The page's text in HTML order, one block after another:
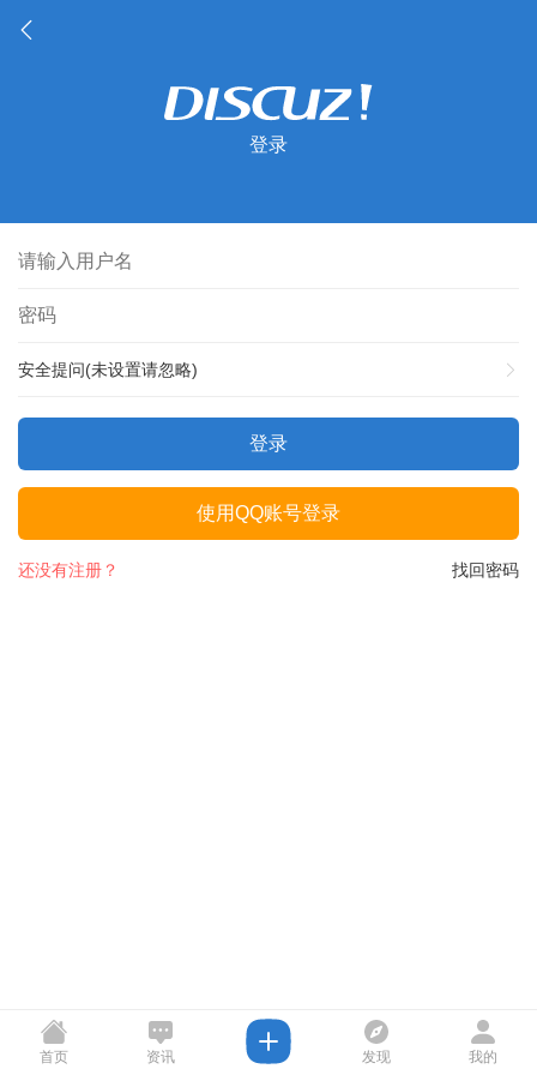
登录
安全提问(未设置请忽略)
登录
使用QQ账号登录
找回密码
还没有注册？
首页 资讯 发现 我的